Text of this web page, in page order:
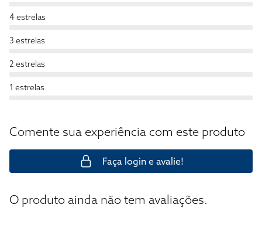
4 estrelas
3 estrelas
2 estrelas
1 estrelas
Comente sua experiência com este produto
Faça login e avalie!
O produto ainda não tem avaliações.